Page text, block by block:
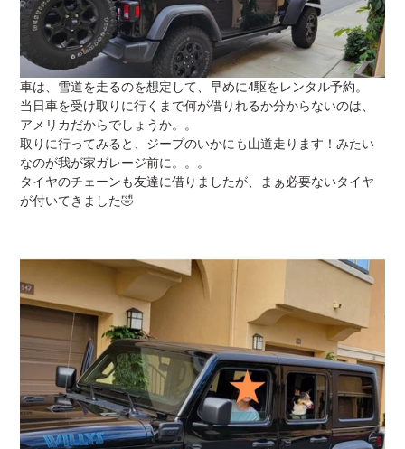
車は、雪道を走るのを想定して、早めに4駆をレンタル予約。
当日車を受け取りに行くまで何が借りれるか分からないのは、
アメリカだからでしょうか。。
取りに行ってみると、ジープのいかにも山道走ります！みたい
なのが我が家ガレージ前に。。。
タイヤのチェーンも友達に借りましたが、まぁ必要ないタイヤ
が付いてきました🤣